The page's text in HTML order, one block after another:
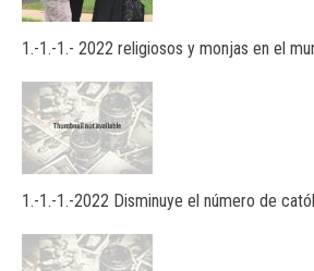
1.-1.-1.- 2022 religiosos y monjas en el
1.-1.-1.-2022 Disminuye el número de